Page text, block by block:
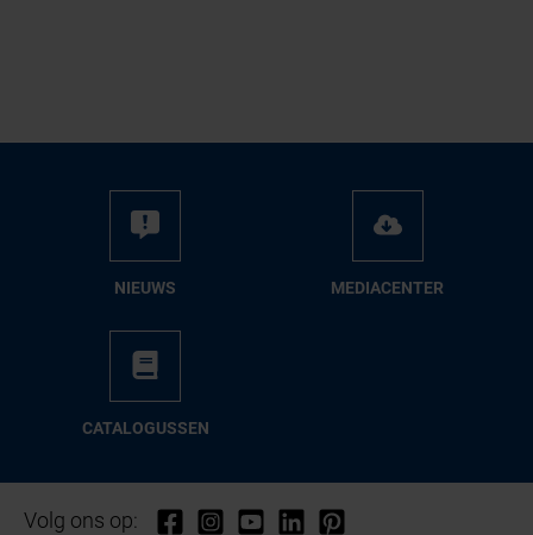
NIEUWS ME­DIA­CEN­TER
CA­TA­LO­GUS­SEN
Volg ons op: